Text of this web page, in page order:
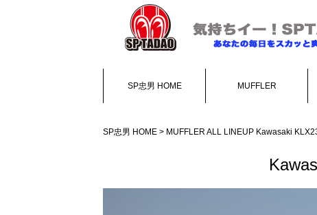
SP忠男 HOME MUFFLER
SP忠男 HOME > MUFFLER ALL LINEUP Kawasaki